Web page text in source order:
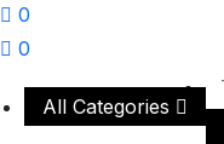
0
0
All Categories